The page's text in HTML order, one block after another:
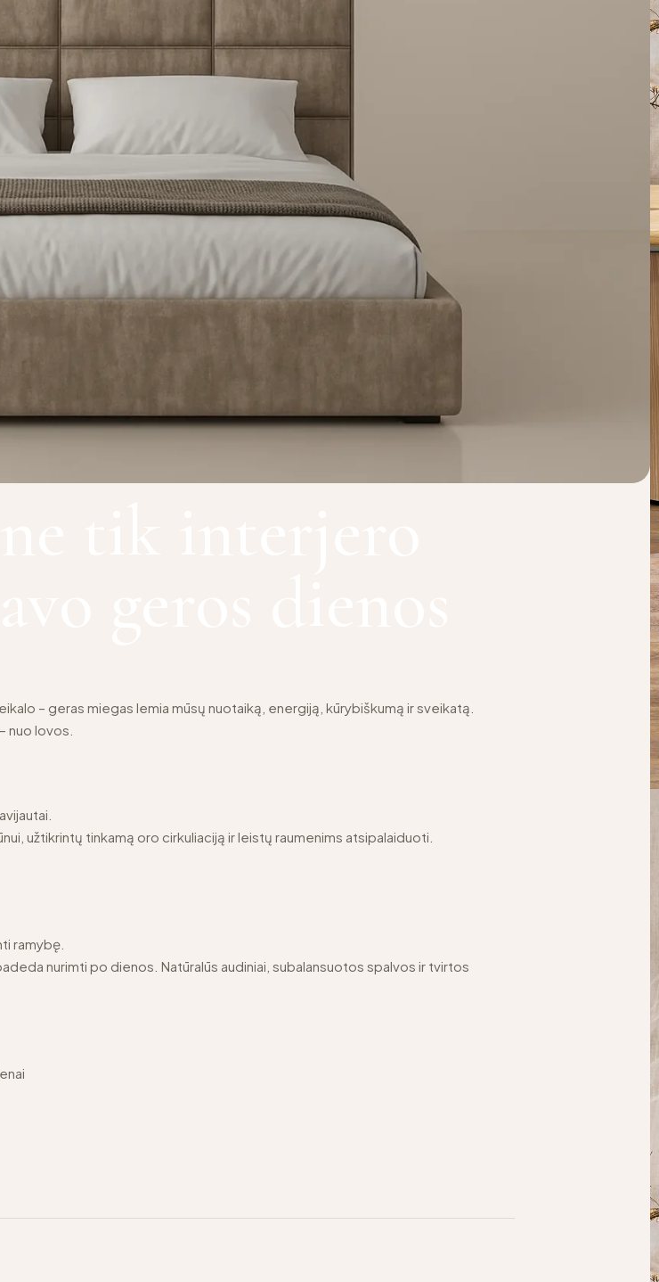
– geras miegas lemia mūsų nuotaiką, energiją, kūrybiškumą ir sveikatą.
nuo lovos.
užtikrintų tinkamą oro cirkuliaciją ir leistų raumenims atsipalaiduoti.
ramybę.
nurimti po dienos. Natūralūs audiniai, subalansuotos spalvos ir tvirtos